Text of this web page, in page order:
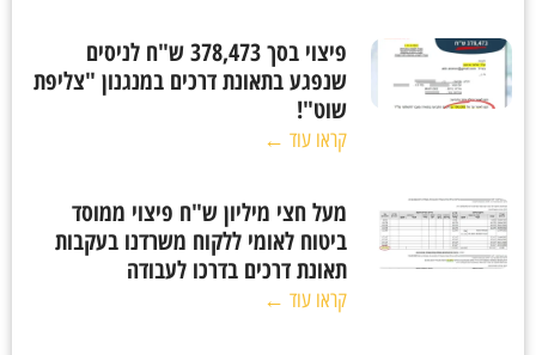
פיצוי בסך 378,473 ש"ח לניסים
שנפגע בתאונת דרכים במנגנון "צליפת
שוט"!
קראו עוד ←
מעל חצי מיליון ש"ח פיצוי ממוסד
ביטוח לאומי ללקוח משרדנו בעקבות
תאונת דרכים בדרכו לעבודה
קראו עוד ←